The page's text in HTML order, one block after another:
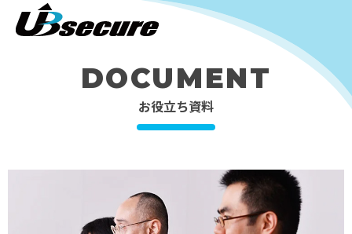
DOCUMENT
お役立ち資料